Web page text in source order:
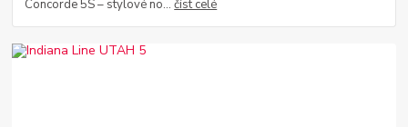
Concorde 5S – stylové no...číst celé